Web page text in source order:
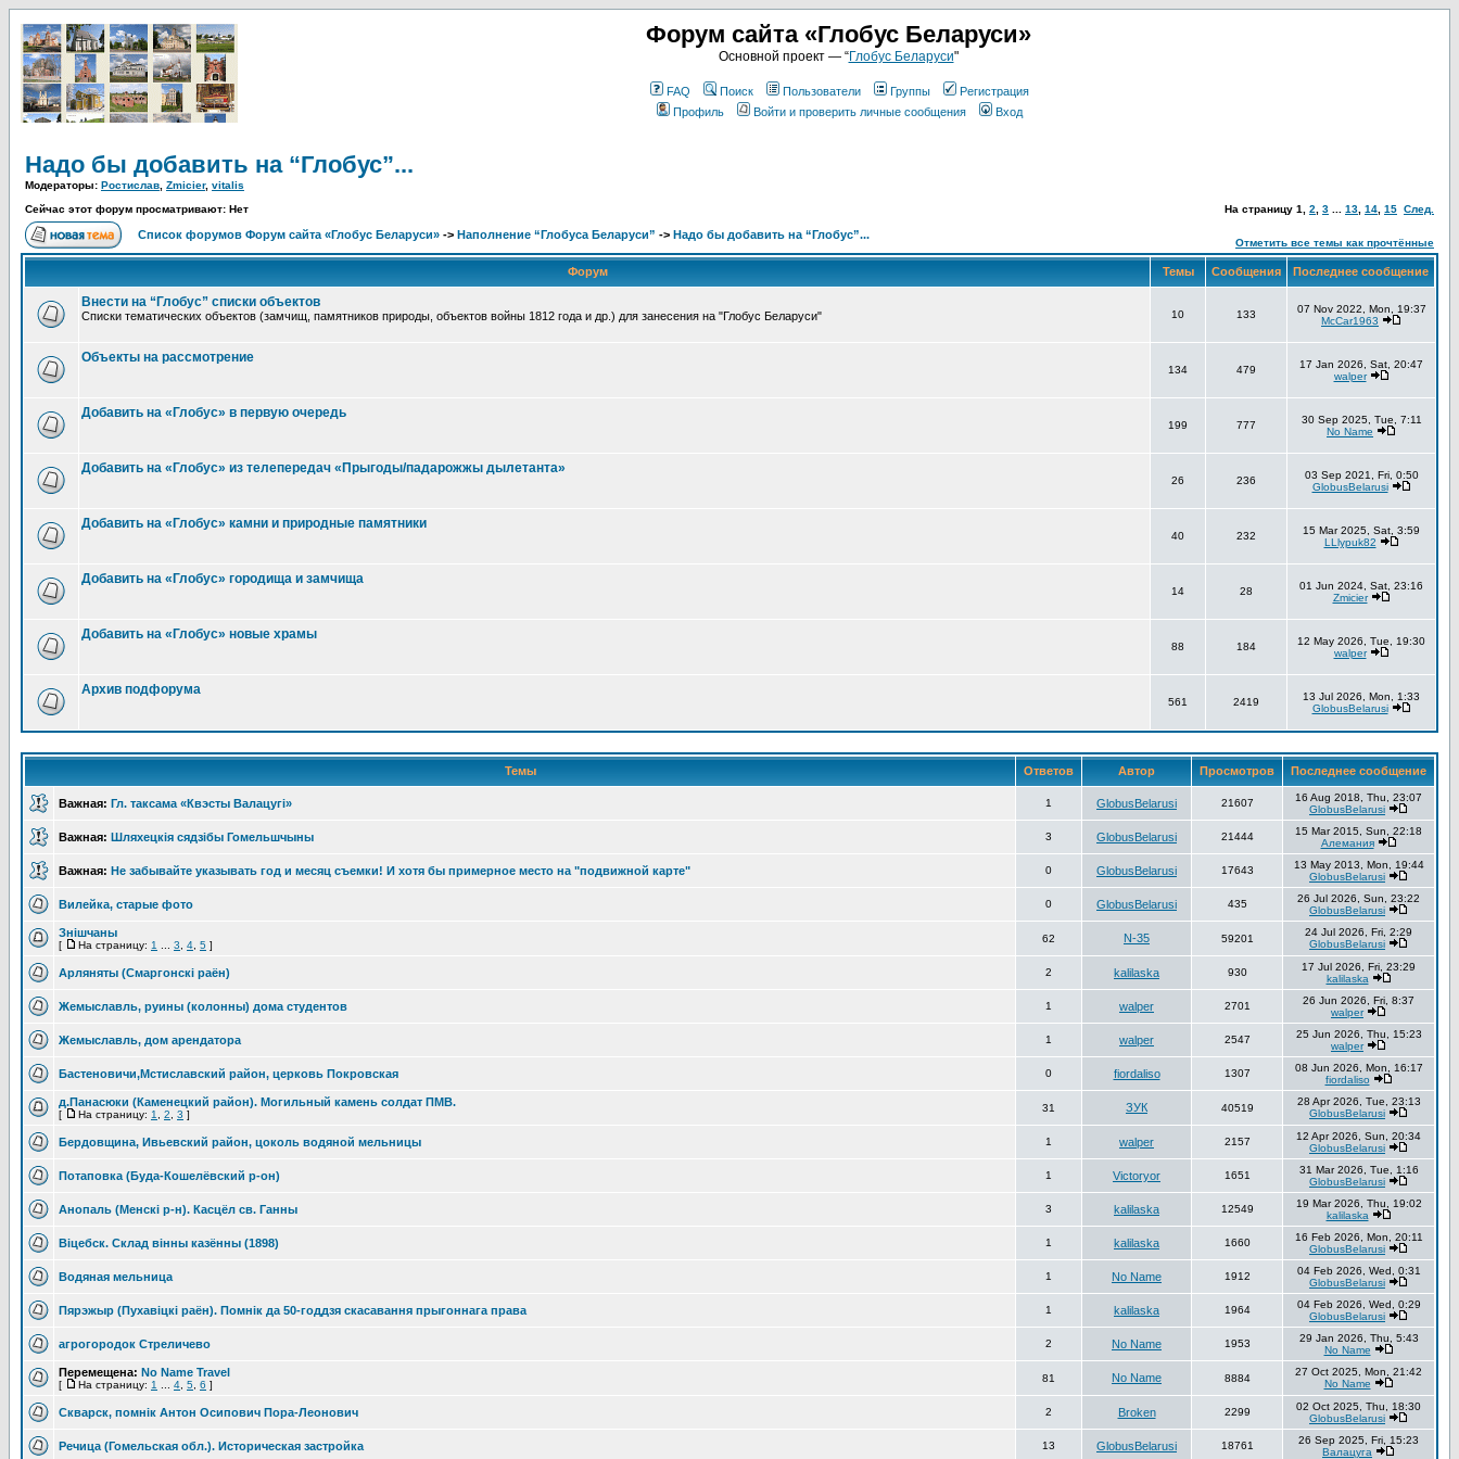
Форум сайта «Глобус Беларуси»
Основной проект — “Глобус Беларуси"
FAQ Поиск Пользователи Группы
Регистрация
Профиль
Войти и проверить личные сообщения Вход
Надо бы добавить на “Глобус”...
Модераторы: Ростислав Zmicier, vitalis
Сейчас этот форум просматривают: Нет
На страницу 1 2 3 13 14 15 След.
Список форумов Форум сайта «Глобус Беларуси» -> Наполнение “Глобуса Беларуси” -> Надо бы добавить на “Глобус”...
Отметить все темы как прочтённые
Форум Темы Сообщения Последнее сообщение
Внести на “Глобус” списки объектов
Списки тематических объектов (замчищ, памятников природы, объектов войны 1812 года и др.) для занесения на "Глобус Беларуси" 10 133
07 Nov 2022, Mon, 19:37
McCar1963
Объекты на рассмотрение
134 479
17 Jan 2026, Sat, 20:47
walper
Добавить на «Глобус» в первую очередь
199 777
30 Sep 2025, Tue, 7:11
No Name
Добавить на «Глобус» из телепередач «Прыгоды/падарожжы дылетанта»
26 236
03 Sep 2021, Fri, 0:50
GlobusBelarusi
Добавить на «Глобус» камни и природные памятники
40 232
15 Mar 2025, Sat, 3:59
LLlypuk82
Добавить на «Глобус» городища и замчища
14 28
01 Jun 2024, Sat, 23:16
Zmicier
Добавить на «Глобус» новые храмы
88 184
12 May 2026, Tue, 19:30
walper
Архив подфорума
561 2419
13 Jul 2026, Mon, 1:33
GlobusBelarusi
Темы Ответов Автор Просмотров Последнее сообщение
Важная: Гл. таксама «Квэсты Валацугі» 1 GlobusBelarusi 21607
16 Aug 2018, Thu, 23:07
GlobusBelarusi
Важная: Шляхецкія сядзібы Гомельшчыны 3 GlobusBelarusi 21444
15 Mar 2015, Sun, 22:18
Алемания
Важная: Не забывайте указывать год и месяц съемки! И хотя бы примерное место на "подвижной карте" 0 GlobusBelarusi 17643
13 May 2013, Mon, 19:44
GlobusBelarusi
Вилейка, старые фото 0 GlobusBelarusi 435
26 Jul 2026, Sun, 23:22
GlobusBelarusi
Знішчаны
[ На страницу: 1 3 4 5 ]
62 N-35 59201
24 Jul 2026, Fri, 2:29
GlobusBelarusi
Арляняты (Смаргонскi раён) 2 kalilaska 930
17 Jul 2026, Fri, 23:29
kalilaska
Жемыславль, руины (колонны) дома студентов 1 walper 2701
26 Jun 2026, Fri, 8:37
walper
Жемыславль, дом арендатора 1 walper 2547
25 Jun 2026, Thu, 15:23
walper
Бастеновичи,Мстиславский район, церковь Покровская 0 fiordaliso 1307
08 Jun 2026, Mon, 16:17
fiordaliso
д.Панасюки (Каменецкий район). Могильный камень солдат ПМВ.
[ На страницу: 1 2 3 ]
31 ЗУК 40519
28 Apr 2026, Tue, 23:13
GlobusBelarusi
Бердовщина, Ивьевский район, цоколь водяной мельницы 1 walper 2157
12 Apr 2026, Sun, 20:34
GlobusBelarusi
Потаповка (Буда-Кошелёвский р-он) 1 Victoryor 1651
31 Mar 2026, Tue, 1:16
GlobusBelarusi
Анопаль (Менскi р-н). Касцёл св. Ганны 3 kalilaska 12549
19 Mar 2026, Thu, 19:02
kalilaska
Вiцебск. Склад вiнны казённы (1898) 1 kalilaska 1660
16 Feb 2026, Mon, 20:11
GlobusBelarusi
Водяная мельница 1 No Name 1912
04 Feb 2026, Wed, 0:31
GlobusBelarusi
Пярэжыр (Пухавiцкi раён). Помнiк да 50-годдзя скасавання прыгоннага права 1 kalilaska 1964
04 Feb 2026, Wed, 0:29
GlobusBelarusi
агрогородок Стреличево 2 No Name 1953
29 Jan 2026, Thu, 5:43
No Name
Перемещена: No Name Travel
[ На страницу: 1 4 5 6 ]
81 No Name 8884
27 Oct 2025, Mon, 21:42
No Name
Скварск, помнік Антон Осипович Пора-Леонович 2 Broken 2299
02 Oct 2025, Thu, 18:30
GlobusBelarusi
Речица (Гомельская обл.). Историческая застройка 13 GlobusBelarusi 18761
26 Sep 2025, Fri, 15:23
Валацуга